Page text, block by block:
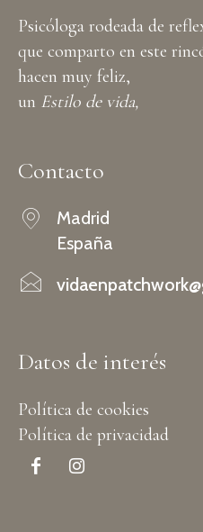
Psicóloga rodeada de
que comparto en este
hacen muy feliz,
un Estilo de vida,
Contacto
Madrid
España
Datos de interés
Política de cookies
Política de privacidad